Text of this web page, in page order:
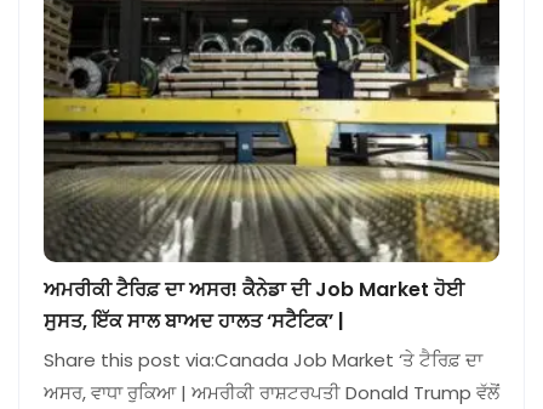
ਅਮਰੀਕੀ ਟੈਰਿਫ਼ ਦਾ ਅਸਰ! ਕੈਨੇਡਾ ਦੀ Job Market ਹੋਈ
ਸੁਸਤ, ਇੱਕ ਸਾਲ ਬਾਅਦ ਹਾਲਤ ‘ਸਟੈਟਿਕ’ |
Share this post via:Canada Job Market ‘ਤੇ ਟੈਰਿਫ਼ ਦਾ
ਅਸਰ, ਵਾਧਾ ਰੁਕਿਆ | ਅਮਰੀਕੀ ਰਾਸ਼ਟਰਪਤੀ Donald Trump ਵੱਲੋਂ